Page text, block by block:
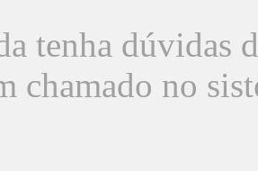
tenha dúvidas
chamado no